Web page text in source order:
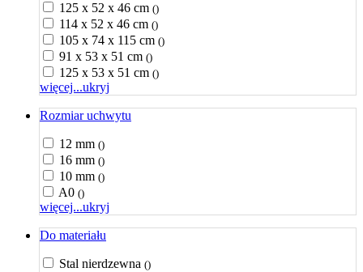
125 x 52 x 46 cm ()
114 x 52 x 46 cm ()
105 x 74 x 115 cm ()
91 x 53 x 51 cm ()
125 x 53 x 51 cm ()
więcej...ukryj
Rozmiar uchwytu
12 mm ()
16 mm ()
10 mm ()
A0 ()
więcej...ukryj
Do materiału
Stal nierdzewna ()